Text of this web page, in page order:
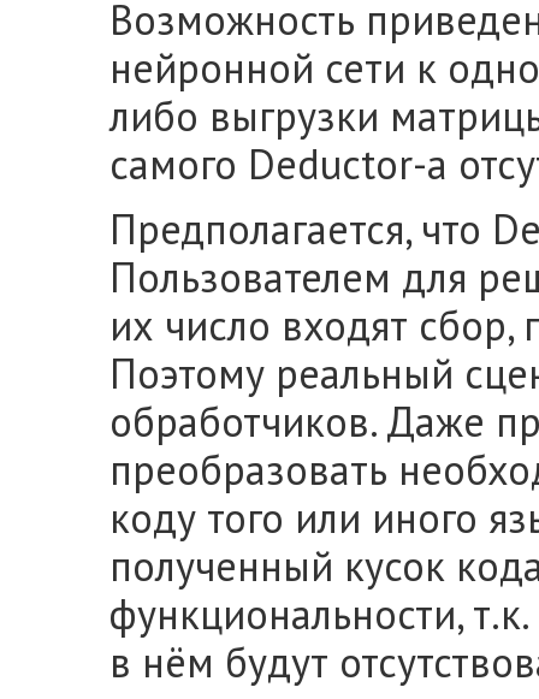
Возможность
нейронной сети к
либо выгрузки
самого Deductor-а
Предполагается, что
Пользователем для
их число входят сбор,
Поэтому реальный
обработчиков. Даже
преобразовать
коду того или иного
полученный кусок
функциональности,
в нём будут